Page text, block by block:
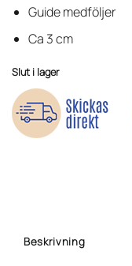
Guide medföljer
Ca 3 cm
Slut i lager
Beskrivning